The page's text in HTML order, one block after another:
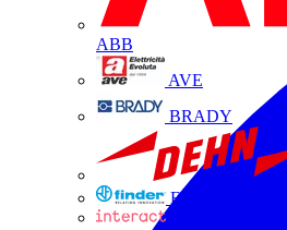
ABB
AVE
BRADY
FINDER